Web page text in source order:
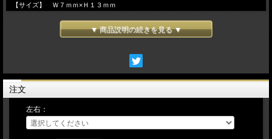
【サイズ】 Ｗ７ｍｍ×Ｈ１３ｍｍ
▼ 商品説明の続きを見る ▼
注文
左右：